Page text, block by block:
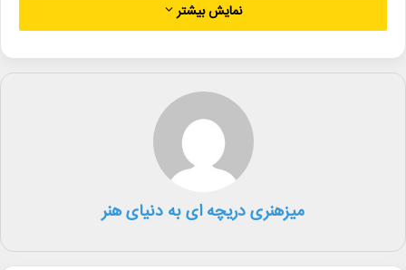
بخش ویژه کودک و نیز حمایت از تولید سریال‌های کوتاه در این
دوره پیش‌بینی شده است.
بارگذاری آثار در جشنواره تنها از طریق سایت جشنواره به آدرس
نمایش بیشتر
میزهنری دریچه ای به دنیای هنر